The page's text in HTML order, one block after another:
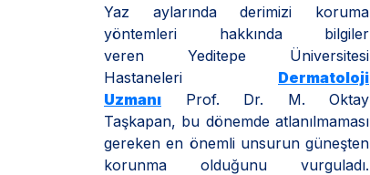
Yaz aylarında derimizi koruma
yöntemleri hakkında bilgiler
veren Yeditepe Üniversitesi
Hastaneleri Dermatoloji
Uzmanı Prof. Dr. M. Oktay
Taşkapan, bu dönemde atlanılmaması
gereken en önemli unsurun güneşten
korunma olduğunu vurguladı.